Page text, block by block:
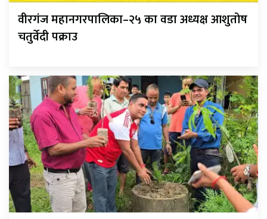
वीरगंज महानगरपालिका–२५ का वडा अध्यक्ष आशुतोष
चतुर्वेदी पक्राउ